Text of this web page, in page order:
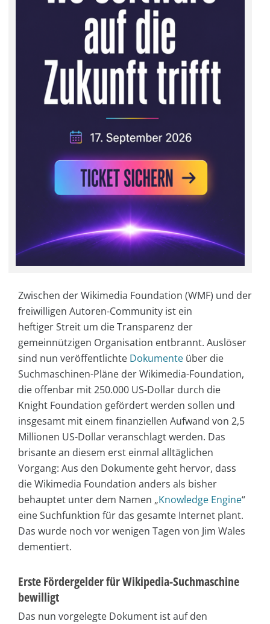
Zwischen der Wikimedia Foundation (WMF) und der
freiwilligen Autoren-Community ist ein
heftiger Streit um die Transparenz der
gemeinnützigen Organisation entbrannt. Auslöser
sind nun veröffentlichte Dokumente über die
Suchmaschinen-Pläne der Wikimedia-Foundation,
die offenbar mit 250.000 US-Dollar durch die
Knight Foundation gefördert werden sollen und
insgesamt mit einem finanziellen Aufwand von 2,5
Millionen US-Dollar veranschlagt werden. Das
brisante an diesem erst einmal alltäglichen
Vorgang: Aus den Dokumente geht hervor, dass
die Wikimedia Foundation anders als bisher
behauptet unter dem Namen „Knowledge Engine“
eine Suchfunktion für das gesamte Internet plant.
Das wurde noch vor wenigen Tagen von Jim Wales
dementiert.
Erste Fördergelder für Wikipedia-Suchmaschine
bewilligt
Das nun vorgelegte Dokument ist auf den